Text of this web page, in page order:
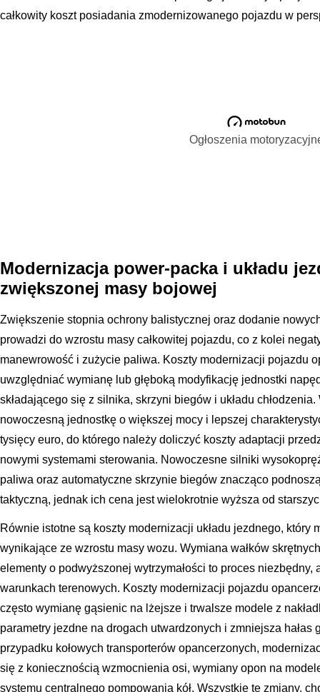
całkowity koszt posiadania zmodernizowanego pojazdu w
Ogłoszenia
Modernizacja power-packa i układu
zwiększonej masy bojowej
Zwiększenie stopnia ochrony balistycznej oraz dodanie
prowadzi do wzrostu masy całkowitej pojazdu, co z kolei
manewrowość i zużycie paliwa. Koszty modernizacji pojazdu
uwzględniać wymianę lub głęboką modyfikację jednostki
składającego się z silnika, skrzyni biegów i układu
nowoczesną jednostkę o większej mocy i lepszej
tysięcy euro, do którego należy doliczyć koszty adaptacji
nowymi systemami sterowania. Nowoczesne silniki
paliwa oraz automatyczne skrzynie biegów znacząco
taktyczną, jednak ich cena jest wielokrotnie wyższa od
Równie istotne są koszty modernizacji układu jezdnego, który
wynikające ze wzrostu masy wozu. Wymiana wałków
elementy o podwyższonej wytrzymałości to proces
warunkach terenowych. Koszty modernizacji pojazdu
często wymianę gąsienic na lżejsze i trwalsze modele z
parametry jezdne na drogach utwardzonych i zmniejsza hałas
przypadku kołowych transporterów opancerzonych,
się z koniecznością wzmocnienia osi, wymiany opon na
systemu centralnego pompowania kół. Wszystkie te zmiany,